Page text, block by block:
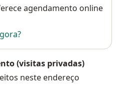
agendamento online
(visitas privadas)
neste endereço